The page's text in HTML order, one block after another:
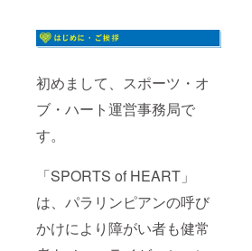
初めまして、スポーツ・オ
ブ・ハート運営事務局で
す。
「SPORTS of HEART」
は、パラリンピアンの呼び
かけにより障がい者も健常